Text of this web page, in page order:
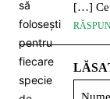
[…] Ce